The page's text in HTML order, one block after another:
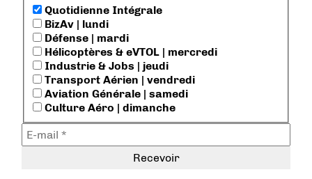
Quotidienne Intégrale
BizAv | lundi
Défense | mardi
Hélicoptères & eVTOL | mercredi
Industrie & Jobs | jeudi
Transport Aérien | vendredi
Aviation Générale | samedi
Culture Aéro | dimanche